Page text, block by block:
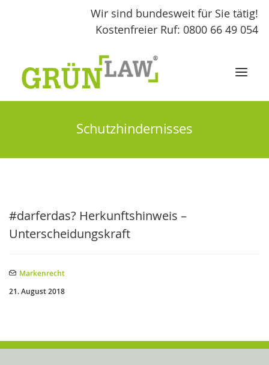
Wir sind bundesweit für Sie tätig!
Kostenfreier Ruf: 0800 66 49 054
FACHBEITRÄGE
Schutzhindernisses
#darferdas? Herkunftshinweis –
Unterscheidungskraft
Markenrecht
21. August 2018